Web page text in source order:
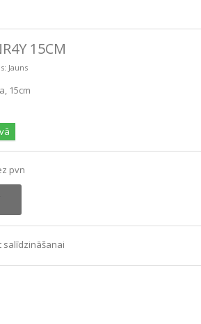
15CM
Jauns
15cm
pvn
salīdzināšanai